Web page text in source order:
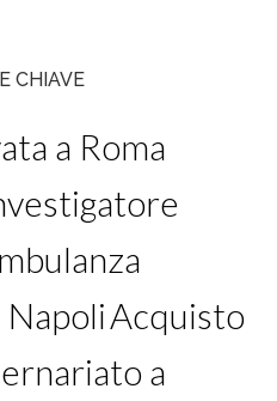
CHIAVE
a Roma
Acquisto
a